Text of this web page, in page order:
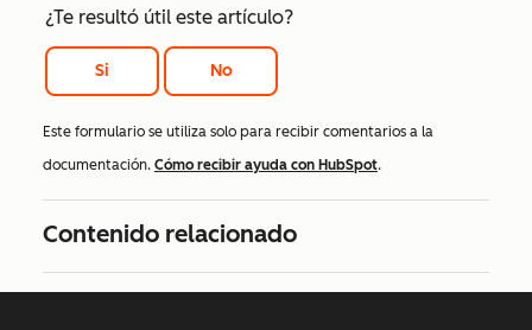
¿Te resultó útil este artículo?
Si No
Este formulario se utiliza solo para recibir comentarios a la
documentación. Cómo recibir ayuda con HubSpot.
Contenido relacionado